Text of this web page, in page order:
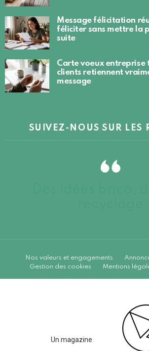
Message félicitation
féliciter sans mettre la
suite
Carte voeux entreprise
clients retiennent
message
SUIVEZ-NOUS SUR LES
Nos valeurs et engagements
Gestion des cookies
Mentions
Un magazine